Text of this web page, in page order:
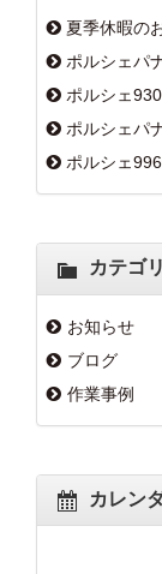
夏季休暇の
ポルシェパ
ポルシェ
ポルシェパ
ポルシェ
カテゴ
お知らせ
ブログ
作業事例
カレン